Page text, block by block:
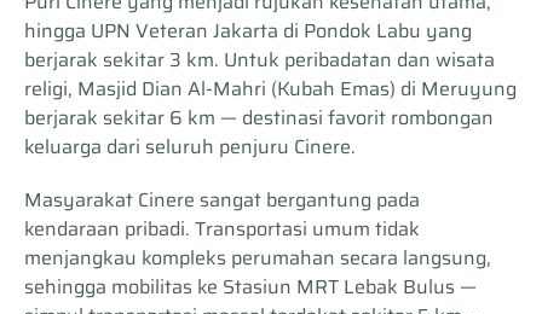
hingga UPN Veteran Jakarta di Pondok Labu yang
berjarak sekitar 3 km. Untuk peribadatan dan wisata
religi, Masjid Dian Al-Mahri (Kubah Emas) di Meruyung
berjarak sekitar 6 km — destinasi favorit rombongan
keluarga dari seluruh penjuru Cinere.
Masyarakat Cinere sangat bergantung pada
kendaraan pribadi. Transportasi umum tidak
menjangkau kompleks perumahan secara langsung,
sehingga mobilitas ke Stasiun MRT Lebak Bulus —